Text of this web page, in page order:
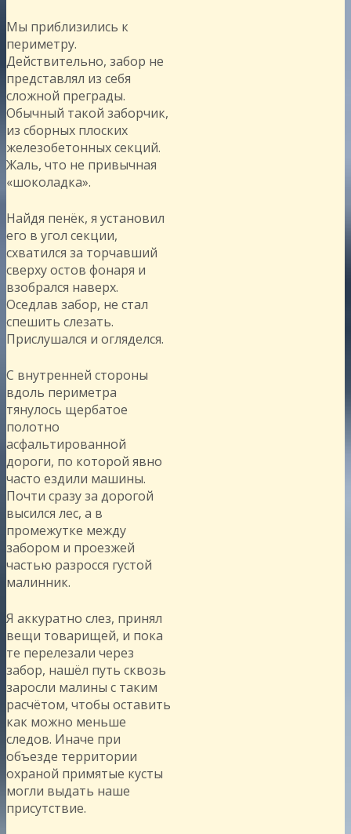
Мы приблизились к
периметру.
Действительно, забор не
представлял из себя
сложной преграды.
Обычный такой заборчик,
из сборных плоских
железобетонных секций.
Жаль, что не привычная
«шоколадка».
Найдя пенёк, я установил
его в угол секции,
схватился за торчавший
сверху остов фонаря и
взобрался наверх.
Оседлав забор, не стал
спешить слезать.
Прислушался и огляделся.
С внутренней стороны
вдоль периметра
тянулось щербатое
полотно
асфальтированной
дороги, по которой явно
часто ездили машины.
Почти сразу за дорогой
высился лес, а в
промежутке между
забором и проезжей
частью разросся густой
малинник.
Я аккуратно слез, принял
вещи товарищей, и пока
те перелезали через
забор, нашёл путь сквозь
заросли малины с таким
расчётом, чтобы оставить
как можно меньше
следов. Иначе при
объезде территории
охраной примятые кусты
могли выдать наше
присутствие.